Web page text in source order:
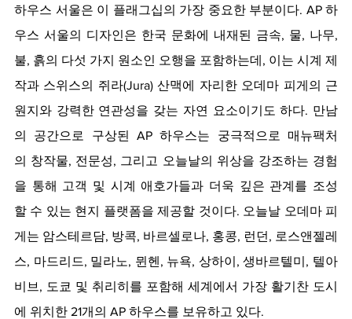
하우스 서울은 이 플래그십의 가장 중요한 부분이다. AP 하
우스 서울의 디자인은 한국 문화에 내재된 금속, 물, 나무,
불, 흙의 다섯 가지 원소인 오행을 포함하는데, 이는 시계 제
작과 스위스의 쥐라(Jura) 산맥에 자리한 오데마 피게의 근
원지와 강력한 연관성을 갖는 자연 요소이기도 하다. 만남
의 공간으로 구상된 AP 하우스는 궁극적으로 매뉴팩처
의 창작물, 전문성, 그리고 오늘날의 위상을 강조하는 경험
을 통해 고객 및 시계 애호가들과 더욱 깊은 관계를 조성
할 수 있는 현지 플랫폼을 제공할 것이다. 오늘날 오데마 피
게는 암스테르담, 방콕, 바르셀로나, 홍콩, 런던, 로스앤젤레
스, 마드리드, 밀라노, 뮌헨, 뉴욕, 상하이, 생바르텔미, 텔아
비브, 도쿄 및 취리히를 포함해 세계에서 가장 활기찬 도시
에 위치한 21개의 AP 하우스를 보유하고 있다.